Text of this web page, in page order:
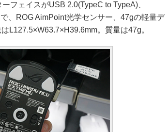
フェイスがUSB 2.0(TypeC to TypeA)、
、ROG AimPoint光学センサー、47gの軽量デ
L127.5×W63.7×H39.6mm。質量は47g。